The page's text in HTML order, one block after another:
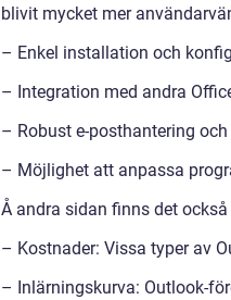
blivit mycket mer
– Enkel installation och
– Integration med andra
– Robust e-posthantering
– Möjlighet att anpassa
Å andra sidan finns det
– Kostnader: Vissa typer av
– Inlärningskurva: Outlook-